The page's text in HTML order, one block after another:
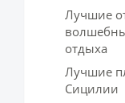
Лучшие
отдыха
Лучшие
Сицилии